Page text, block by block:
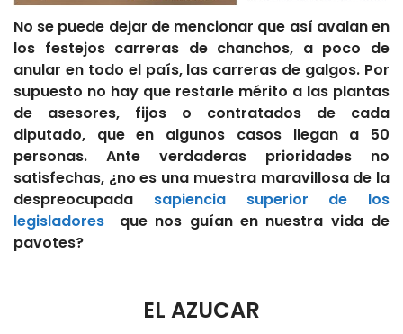
No se puede dejar de mencionar que así avalan en
los festejos carreras de chanchos, a poco de
anular en todo el país, las carreras de galgos. Por
supuesto no hay que restarle mérito a las plantas
de asesores, fijos o contratados de cada
diputado, que en algunos casos llegan a 50
personas. Ante verdaderas prioridades no
satisfechas, ¿no es una muestra maravillosa de la
despreocupada sapiencia superior de los
legisladores
que nos guían en nuestra vida de
pavotes?
EL AZUCAR